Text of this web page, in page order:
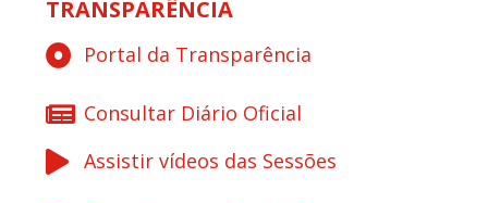
TRANSPARÊNCIA
Portal da Transparência
Consultar Diário Oficial
Assistir vídeos das Sessões